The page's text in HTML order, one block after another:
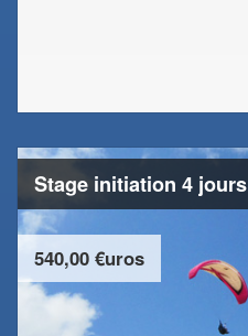
Stage initiation 4 jours
540,00 €uros